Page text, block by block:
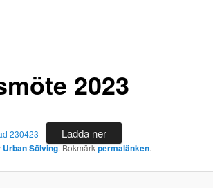
2023
230423 Ladda ner
Urban Sölving. Bokmärkpermalänken.